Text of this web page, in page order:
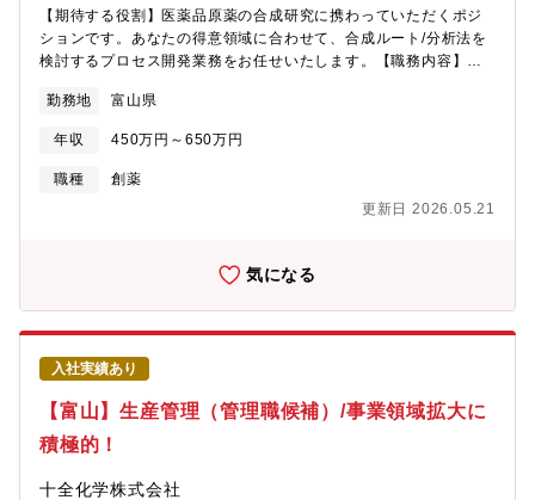
【期待する役割】医薬品原薬の合成研究に携わっていただくポジ
ションです。あなたの得意領域に合わせて、合成ルート/分析法を
検討するプロセス開発業務をお任せいたします。【職務内容】当
ル、そして面接でお伺いした希望を総合的に勘案して初期配属を
決定しますので、実験・解析・ドキュメント作成など、あなたの
強みを最大限に発揮いただけます。■第1・2G（試製）・製造方法
確認実験・スケールアップ時の課題抽出・原因研究・プロセスの
適化支援■第3G（CMC）・原薬・中間体の製造ルートスカウティ
タ）・申請用データ取得・申請資料作成■新規技術G ・フロー合
成に特化した製造法/分析法の検討・フロー合成に特化した申請用
データ取得、申請資料作成【仕事の魅力】・業容拡大のフェーズ
のため、このタイミングでしか積めない経験値を得ることができ
る。・少数精鋭の組織で、高い影響力を持ち業務に臨むことがで
きる。・医薬品原薬製造という社会貢献性の高いビジネスの発展
に貢献できる。・自身の研究スキルに合わせた案件で活躍でき
る。【組織構成】・研究開発部：40名（課長（男性4名）、スタッ
フ（男性31名、女性9名））＜内訳＞第1G（試製）：9名第
勤務地 富山県
年収 450万円～650万円
職種
創薬
更新日 2026.05.21
気になる
入社実績あり
【富山】生産管理（管理職候補）/事業領域拡大に
積極的！
十全化学株式会社